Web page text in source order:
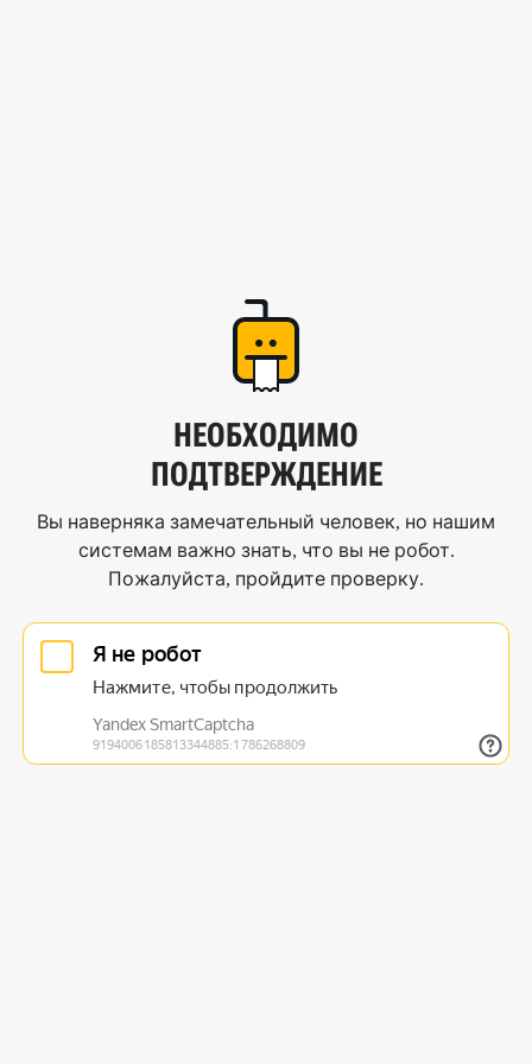
НЕОБХОДИМО
ПОДТВЕРЖДЕНИЕ
Вы наверняка замечательный человек, но нашим
системам важно знать, что вы не робот.
Пожалуйста, пройдите проверку.